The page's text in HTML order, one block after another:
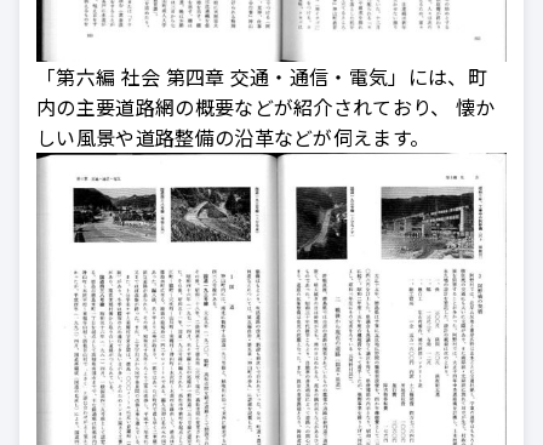
「第六編 社会 第四章 交通・通信・電気」には、町
内の主要道路網の概要などが紹介されており、 懐か
しい風景や道路整備の沿革などが伺えます。